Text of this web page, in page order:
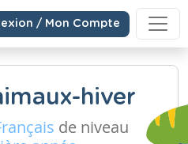
/ Mon Compte
hiver
de niveau